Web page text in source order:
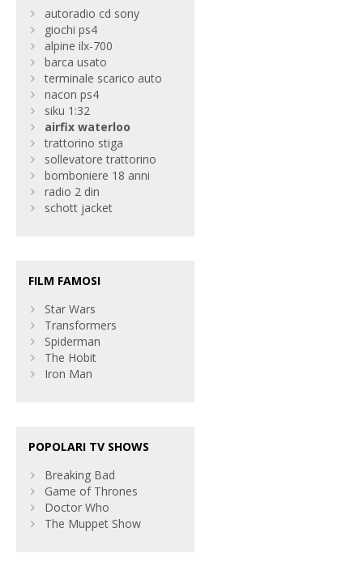
autoradio cd sony
giochi ps4
alpine ilx-700
barca usato
terminale scarico auto
nacon ps4
siku 1:32
airfix waterloo
trattorino stiga
sollevatore trattorino
bomboniere 18 anni
radio 2 din
schott jacket
FILM FAMOSI
Star Wars
Transformers
Spiderman
The Hobit
Iron Man
POPOLARI TV SHOWS
Breaking Bad
Game of Thrones
Doctor Who
The Muppet Show